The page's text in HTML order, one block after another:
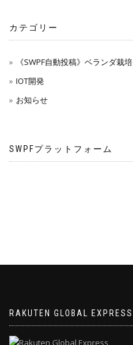
カテゴリー
《SWPF自動投稿》ベランダ栽培
IOT開発
お知らせ
SWPFプラットフォーム
RAKUTEN GLOBAL EXPRESS